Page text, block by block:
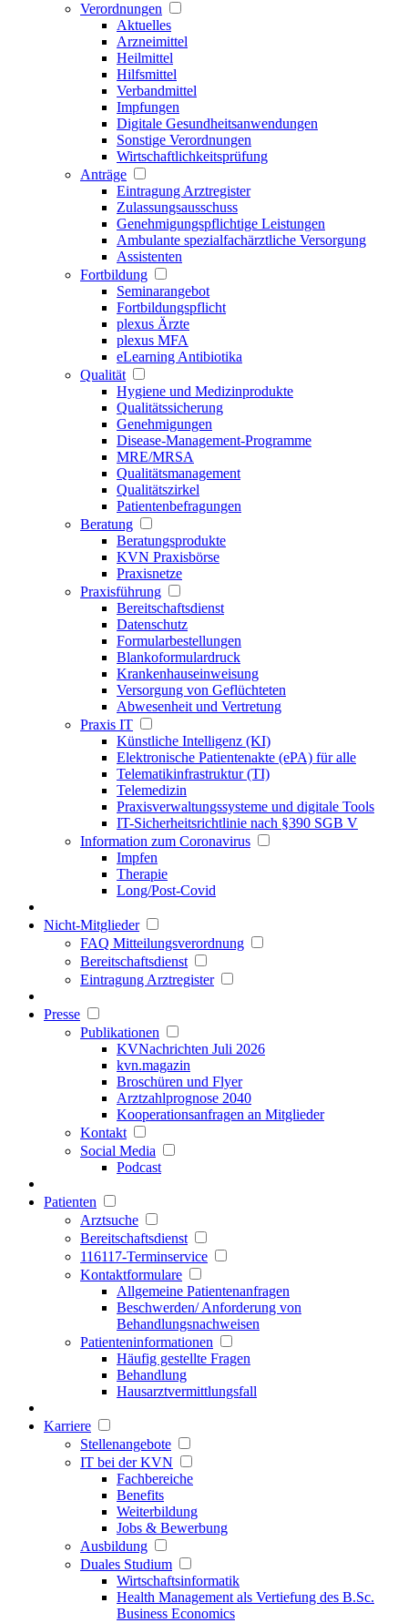
Verordnungen
Aktuelles
Arzneimittel
Heilmittel
Hilfsmittel
Verbandmittel
Impfungen
Digitale Gesundheitsanwendungen
Sonstige Verordnungen
Wirtschaftlichkeitsprüfung
Anträge
Eintragung Arztregister
Zulassungsausschuss
Genehmigungspflichtige Leistungen
Ambulante spezialfachärztliche Versorgung
Assistenten
Fortbildung
Seminarangebot
Fortbildungspflicht
plexus Ärzte
plexus MFA
eLearning Antibiotika
Qualität
Hygiene und Medizinprodukte
Qualitätssicherung
Genehmigungen
Disease-Management-Programme
MRE/MRSA
Qualitätsmanagement
Qualitätszirkel
Patientenbefragungen
Beratung
Beratungsprodukte
KVN Praxisbörse
Praxisnetze
Praxisführung
Bereitschaftsdienst
Datenschutz
Formularbestellungen
Blankoformulardruck
Krankenhauseinweisung
Versorgung von Geflüchteten
Abwesenheit und Vertretung
Praxis IT
Künstliche Intelligenz (KI)
Elektronische Patientenakte (ePA) für alle
Telematikinfrastruktur (TI)
Telemedizin
Praxisverwaltungssysteme und digitale Tools
IT-Sicherheitsrichtlinie nach §390 SGB V
Information zum Coronavirus
Impfen
Therapie
Long/Post-Covid
Nicht-Mitglieder
FAQ Mitteilungsverordnung
Bereitschaftsdienst
Eintragung Arztregister
Presse
Publikationen
KVNachrichten Juli 2026
kvn.magazin
Broschüren und Flyer
Arztzahlprognose 2040
Kooperationsanfragen an Mitglieder
Kontakt
Social Media
Podcast
Patienten
Arztsuche
Bereitschaftsdienst
116117-Terminservice
Kontaktformulare
Allgemeine Patientenanfragen
Beschwerden/ Anforderung von
Behandlungsnachweisen
Patienteninformationen
Häufig gestellte Fragen
Behandlung
Hausarztvermittlungsfall
Karriere
Stellenangebote
IT bei der KVN
Fachbereiche
Benefits
Weiterbildung
Jobs & Bewerbung
Ausbildung
Duales Studium
Wirtschaftsinformatik
Health Management als Vertiefung des B.Sc.
Business Economics